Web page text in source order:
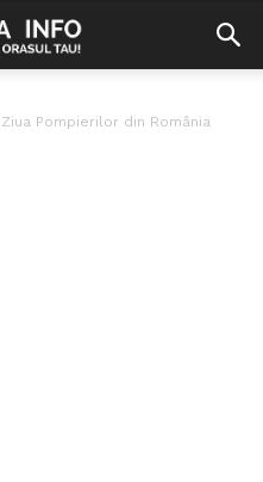
Pompierilor din România